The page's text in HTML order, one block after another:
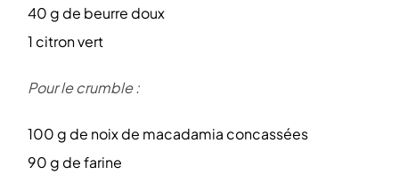
40 g de beurre doux
1 citron vert
Pour le crumble :
100 g de noix de macadamia concassées
90 g de farine